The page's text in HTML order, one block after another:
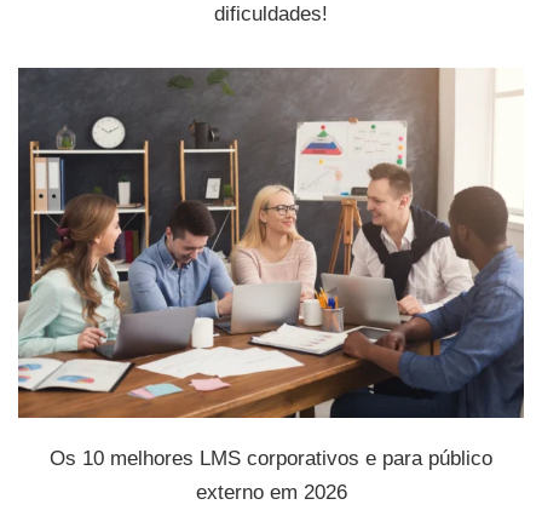
dificuldades!
Os 10 melhores LMS corporativos e para público
externo em 2026